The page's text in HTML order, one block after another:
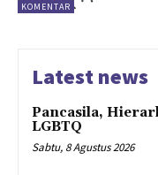
KOMENTAR
Latest news
Pancasila,
LGBTQ
Sabtu, 8 Agustus 2026